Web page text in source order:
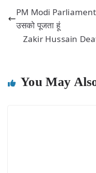
PM Modi Parliament
उसको पूजता हूं
Zakir Hussain
You May